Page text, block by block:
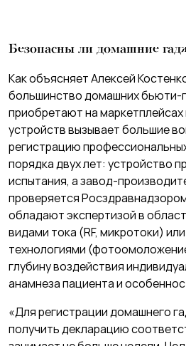
Безопасны ли домашние
Как объясняет Алексей
большинство домашних бьюти-
приобретают на маркетплейсах
устройств вызывает большие
регистрацию
порядка двух лет: устройство
испытания, а завод-
проверяется
обладают экспертизой в
видами тока (RF, микротоки)
технологиями
глубину воздействия
анамнеза пациента и
«Для регистрации домашнего
получить декларацию